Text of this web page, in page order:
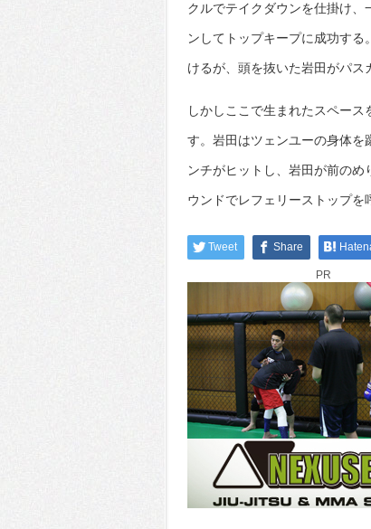
クルでテイクダウンを仕掛け
ンしてトップキープに成功す
けるが、頭を抜いた岩田がパス
しかしここで生まれたスペー
す。岩田はツェンユーの身体
ンチがヒットし、岩田が前の
ウンドでレフェリーストップを
Tweet Share
PR